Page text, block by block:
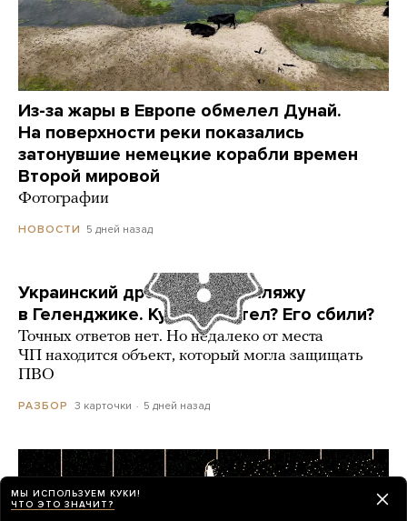
Из-за жары в Европе обмелел Дунай.
На поверхности реки показались
затонувшие немецкие корабли времен
Второй мировой
Фотографии
НОВОСТИ 5 дней назад
Украинский дрон попал по пляжу
в Геленджике. Куда он летел? Его сбили?
Точных ответов нет. Но недалеко от места
ЧП находится объект, который могла защищать
ПВО
РАЗБОР 3 карточки 5 дней назад
МЫ ИСПОЛЬЗУЕМ КУКИ!
ЧТО ЭТО ЗНАЧИТ?